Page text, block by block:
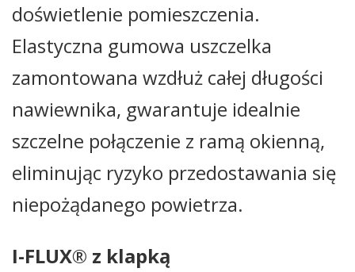
doświetlenie pomieszczenia.
Elastyczna gumowa uszczelka
zamontowana wzdłuż całej długości
nawiewnika, gwarantuje idealnie
szczelne połączenie z ramą okienną,
eliminując ryzyko przedostawania się
niepożądanego powietrza.
I-FLUX® z klapką